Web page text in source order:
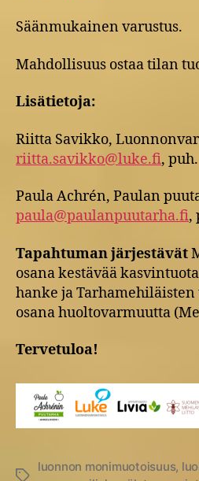
Säänmukainen varustus.
Mahdollisuus ostaa tilan
Lisätietoja:
Riitta Savikko,
riitta.savikko@luke.fi,
Paula Achrén, Paulan
paula@paulanpuutarha.fi,
Tapahtuman järjestävät
osana kestävää
hanke ja
osana huoltovarmuutta
Tervetuloa!
Avainsanat
luonnon monimuotoisuus,